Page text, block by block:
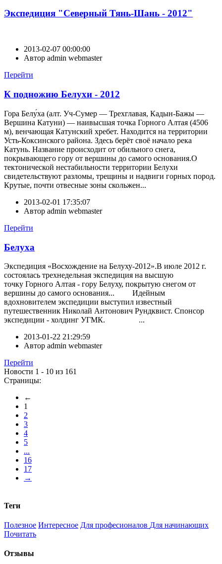
Экспедиция "Северный Тянь-Шань - 2012"
2013-02-07 00:00:00
Автор admin webmaster
Перейти
К подножию Белухи - 2012
Гора Белу́ха (алт. Уч-Сумер — Трехглавая, Кадын-Бажы —
Вершина Катуни) — наивысшая точка Горного Алтая (4506
м), венчающая Катунский хребет. Находится на территории
Усть-Коксинского района. Здесь берёт своё начало река
Катунь. Название происходит от обильного снега,
покрывающего гору от вершины до самого основания.О
тектонической нестабильности территории Белухи
свидетельствуют разломы, трещины и надвиги горных пород.
Крутые, почти отвесные зоны скольжен...
2013-02-01 17:35:07
Автор admin webmaster
Перейти
Белуха
Экспедиция «Восхождение на Белуху-2012».В июле 2012 г.
состоялась трехнедельная экспедиция на высшую
точку Горного Алтая - гору Белуху, покрытую снегом от
вершины до самого основания... Идейным
вдохновителем экспедиции выступил известный
путешественник Николай Антонович Рундквист. Спонсор
экспедиции - холдинг УГМК. ...
2013-01-22 21:29:59
Автор admin webmaster
Перейти
Новости 1 - 10 из 161
Страницы:
←
1
2
3
4
5
...
16
17
→
Теги
Полезное Интересное Для професионалов Для начинающих
Почитать
Отзывы